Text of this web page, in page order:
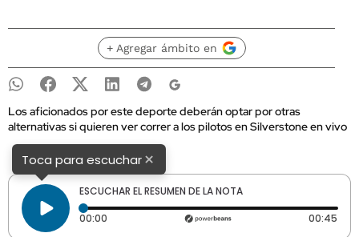
+ Agregar ámbito en
Los aficionados por este deporte deberán optar por otras
alternativas si quieren ver correr a los pilotos en Silverstone en vivo
Toca para escuchar×
ESCUCHAR EL RESUMEN DE LA NOTA
00:00 Tiempo transcurrido: 0 segundos 00:45